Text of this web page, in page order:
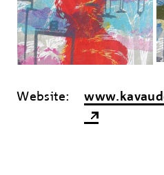
Website: